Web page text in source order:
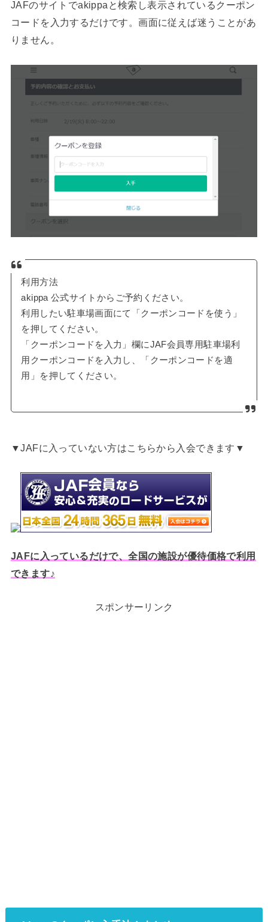
JAFのサイトでakippaと検索し表示されているクーポン
コードを入力するだけです。画面に従えば迷うことがあ
りません。
利用方法
akippa 公式サイトからご予約ください。
利用したい駐車場画面にて「クーポンコードを使う」
を押してください。
「クーポンコードを入力」欄にJAF会員専用駐車場利
用クーポンコードを入力し、「クーポンコードを適
用」を押してください。
▼JAFに入っていない方はこちらから入会できます▼
JAFに入っているだけで、全国の施設が優待価格で利用
できます♪
スポンサーリンク